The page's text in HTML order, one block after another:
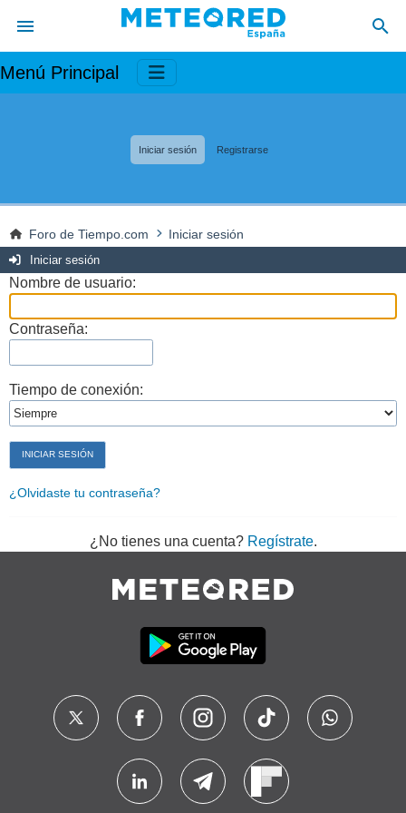
Menú Principal
Iniciar sesión Registrarse
Foro de Tiempo.com Iniciar sesión
Iniciar sesión
Nombre de usuario:
Contraseña:
Tiempo de conexión:
¿Olvidaste tu contraseña?
¿No tienes una cuenta? Regístrate.